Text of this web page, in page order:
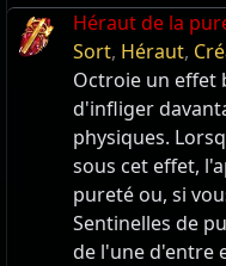
Héraut de la
Sort, Héraut,
Octroie un effet
d'infliger
physiques.
sous cet effet,
pureté ou, si
Sentinelles de
de l'une d'entre